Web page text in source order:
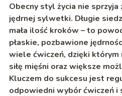
Obecny styl życia nie sprzyja
jędrnej sylwetki. Długie
mała ilość kroków – to
płaskie, pozbawione
wiele ćwiczeń, dzięki którym
siłę mięśni oraz większe
Kluczem do sukcesu jest
odpowiedni wybór ćwiczeń i